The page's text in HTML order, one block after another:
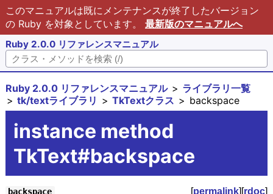
このマニュアルは既にメンテナンスが終了したバージョン
の Ruby を対象としています。 最新版のマニュアルへ
Ruby 2.0.0 リファレンスマニュアル
Ruby 2.0.0 リファレンスマニュアル
ライブラリ一覧
tk/textライブラリ
TkTextクラス backspace
instance method
TkText#backspace
backspace [permalink][rdoc]